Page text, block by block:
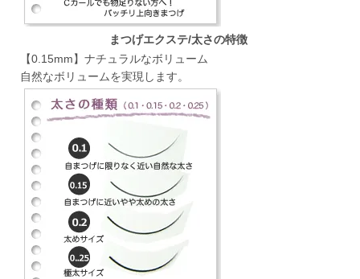
まつげエクステ/太さの特徴
【0.15mm】ナチュラルなボリューム
自然なボリュームを実現します。